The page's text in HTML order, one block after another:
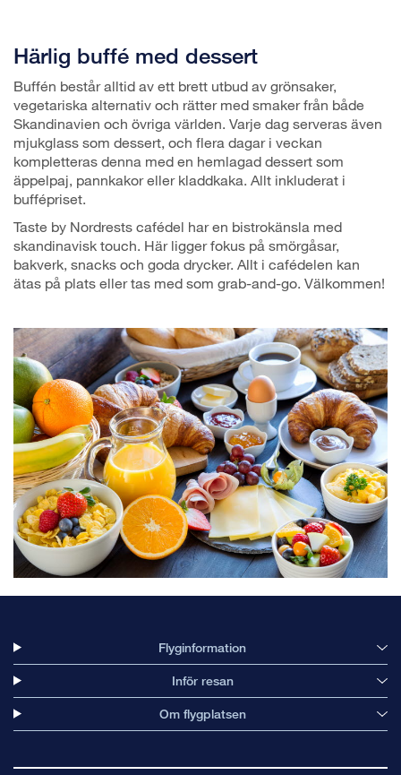
Härlig buffé med dessert
Buffén består alltid av ett brett utbud av grönsaker,
vegetariska alternativ och rätter med smaker från både
Skandinavien och övriga världen. Varje dag serveras även
mjukglass som dessert, och flera dagar i veckan
kompletteras denna med en hemlagad dessert som
äppelpaj, pannkakor eller kladdkaka. Allt inkluderat i
buffépriset.
Taste by Nordrests cafédel har en bistrokänsla med
skandinavisk touch. Här ligger fokus på smörgåsar,
bakverk, snacks och goda drycker. Allt i cafédelen kan
ätas på plats eller tas med som grab-and-go. Välkommen!
Flyginformation
Inför resan
Om flygplatsen